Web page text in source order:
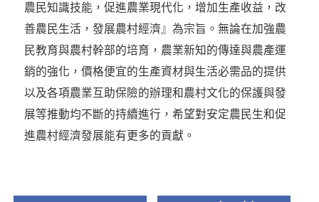
農民知識技能，促進農業現代化，增加生產收益，改
善農民生活，發展農村經濟』為宗旨。無論在加強農
民教育與農村幹部的培育，農業新知的傳達與農產運
銷的強化，價格便宜的生產資材與生活必需品的提供
以及各項農業互助保險的辦理和農村文化的保護與發
展等推動均不斷的持續進行，希望對安定農民生和促
進農村經濟發展能有更多的貢獻。